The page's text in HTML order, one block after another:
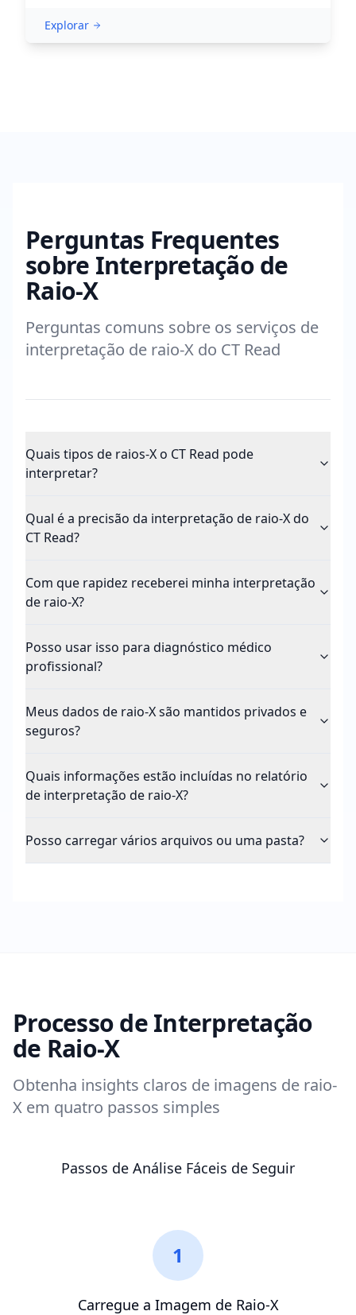
Explorar
Perguntas Frequentes
sobre Interpretação de
Raio-X
Perguntas comuns sobre os serviços de
interpretação de raio-X do CT Read
Quais tipos de raios-X o CT Read pode
interpretar?
Qual é a precisão da interpretação de raio-X do
CT Read?
Com que rapidez receberei minha interpretação
de raio-X?
Posso usar isso para diagnóstico médico
profissional?
Meus dados de raio-X são mantidos privados e
seguros?
Quais informações estão incluídas no relatório
de interpretação de raio-X?
Posso carregar vários arquivos ou uma pasta?
Processo de Interpretação
de Raio-X
Obtenha insights claros de imagens de raio-
X em quatro passos simples
Passos de Análise Fáceis de Seguir
1
Carregue a Imagem de Raio-X